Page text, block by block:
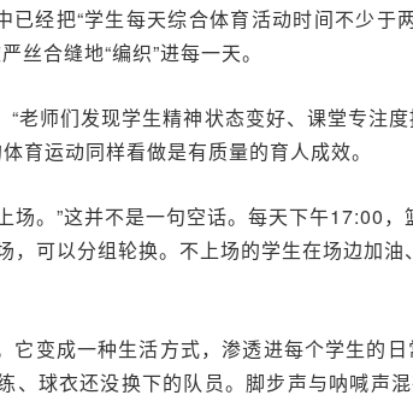
经把“学生每天综合体育活动时间不少于
合缝地“编织”进每一天。
老师们发现学生精神状态变好、课堂专注
育运动同样看做是有质量的育人成效。
。”这并不是一句空话。每天下午17:00
可以分组轮换。不上场的学生在场边加
变成一种生活方式，渗透进每个学生的
球衣还没换下的队员。脚步声与呐喊声